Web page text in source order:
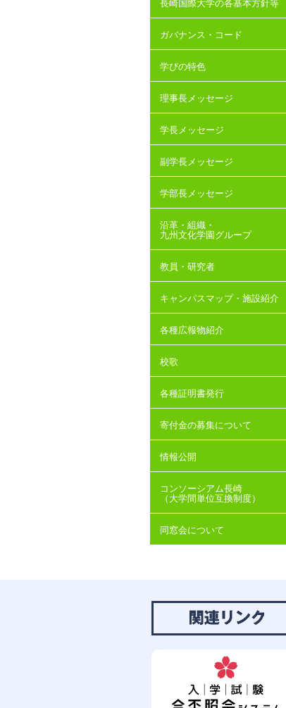
長崎国際大学の各基本方針等
ガバナンス・コード
学びの特色
理事長メッセージ
学長メッセージ
副学長メッセージ
学部長メッセージ
沿革・組織・
九州文化学園グループ
教員・研究者
キャンパスマップ・施設紹介
各種広報物紹介
校歌
各種証明書発行
寄付金の募集について
情報公開
コンソーシアム長崎
（大学間単位互換制度）
同窓会について